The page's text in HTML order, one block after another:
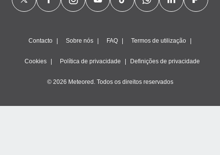
Contacto Sobre nós FAQ Termos de utilização
Cookies Política de privacidade Definições de privacidade
© 2026 Meteored. Todos os direitos reservados